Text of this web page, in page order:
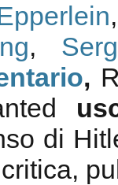
,
,
di